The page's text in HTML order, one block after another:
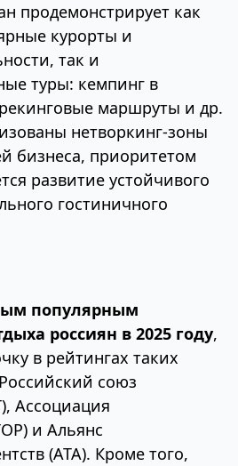
продемонстрирует как
курорты и
так и
туры: кемпинг в
маршруты и др.
нетворкинг-зоны
бизнеса, приоритетом
развитие устойчивого
гостиничного
популярным
россиян в 2025 году,
в рейтингах таких
союз
Ассоциация
и Альянс
(АТА). Кроме того,